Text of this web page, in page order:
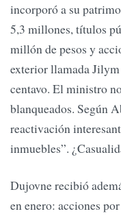
incorporó a su
5,3 millones, títulos
millón de pesos y
exterior llamada
centavo. El ministro
blanqueados. Según
reactivación
inmuebles”.
Dujovne recibió
en enero: acciones